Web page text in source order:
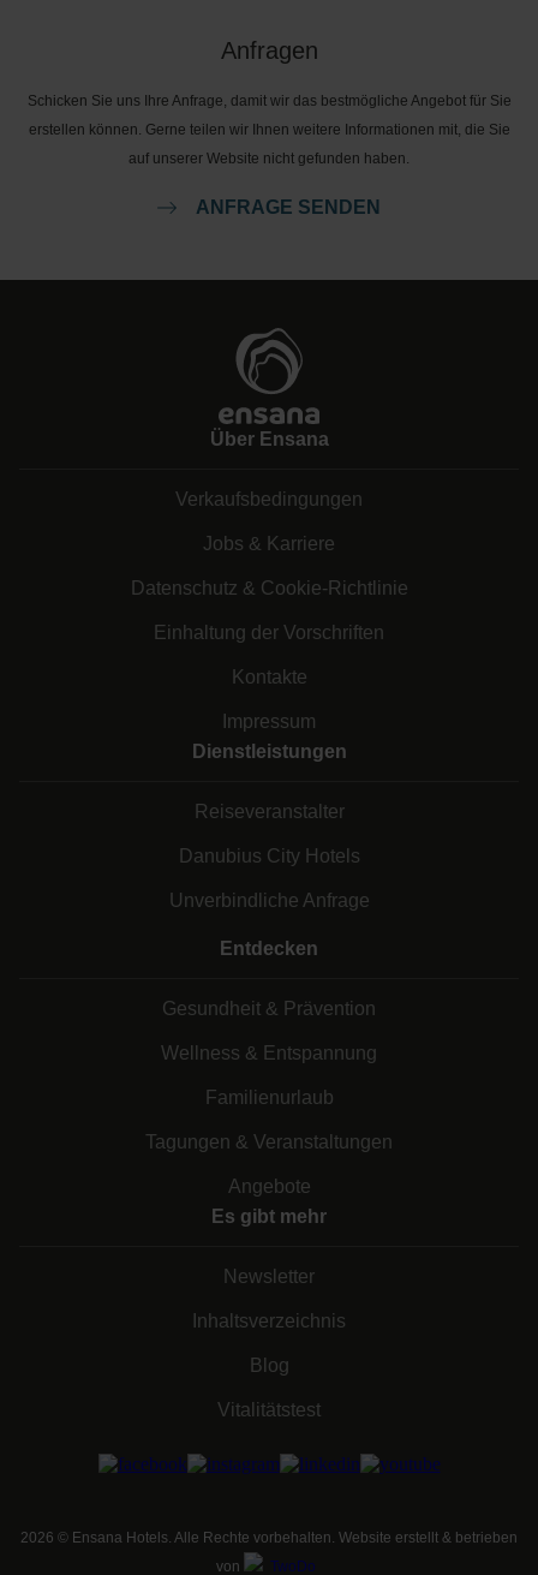
Anfragen
Schicken Sie uns Ihre Anfrage, damit wir das bestmögliche Angebot für Sie
erstellen können. Gerne teilen wir Ihnen weitere Informationen mit, die Sie
auf unserer Website nicht gefunden haben.
ANFRAGE SENDEN
Über Ensana
Verkaufsbedingungen
Jobs & Karriere
Datenschutz & Cookie-Richtlinie
Einhaltung der Vorschriften
Kontakte
Impressum
Dienstleistungen
Reiseveranstalter
Danubius City Hotels
Unverbindliche Anfrage
Entdecken
Gesundheit & Prävention
Wellness & Entspannung
Familienurlaub
Tagungen & Veranstaltungen
Angebote
Es gibt mehr
Newsletter
Inhaltsverzeichnis
Blog
Vitalitätstest
2026 © Ensana Hotels. Alle Rechte vorbehalten. Website erstellt & betrieben
von